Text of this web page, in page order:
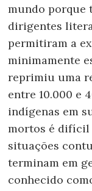
mundo porque
dirigentes
permitiram a
minimamente
reprimiu uma
entre 10.000 e
indígenas em
mortos é difícil
situações
terminam em
conhecido